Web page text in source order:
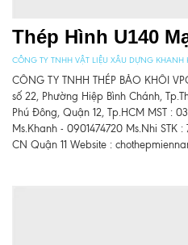
Thép Hình U140
CÔNG TY TNHH VẬT LIỆU XÂU DỰNG KHANH
CÔNG TY TNHH THÉP BẢO KHÔI
số 22, Phường Hiệp Bình Chánh,
Phú Đông, Quận 12, Tp.HCM MST :
Ms.Khanh - 0901474720 Ms.Nhi STK
CN Quận 11 Website :